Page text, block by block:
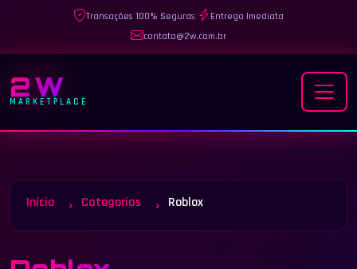
Transações 100% Seguras|
Entrega Imediata
contato@2w.com.br
2W
MARKETPLACE
Início Categorias Roblox